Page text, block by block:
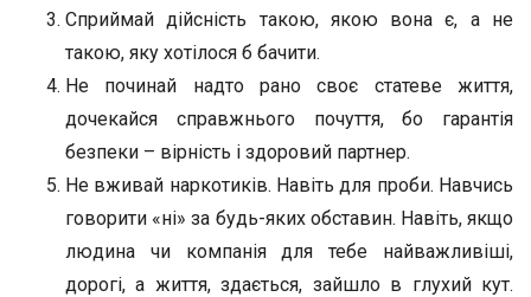
Сприймай дійсність такою, якою вона є, а не
такою, яку хотілося б бачити.
Не починай надто рано своє статеве життя,
дочекайся справжнього почуття, бо гарантія
безпеки – вірність і здоровий партнер.
Не вживай наркотиків. Навіть для проби. Навчись
говорити «ні» за будь-яких обставин. Навіть, якщо
людина чи компанія для тебе найважливіші,
дорогі, а життя, здається, зайшло в глухий кут.